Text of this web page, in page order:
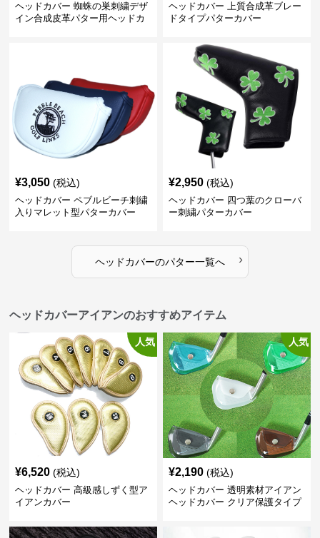
ヘッドカバー 蜘蛛の巣刺繍デザ
イン合成皮革パター用ヘッドカ
ヘッドカバー 上質合成革ブレー
ドタイプパターカバー
¥3,050 (税込)
ヘッドカバー ペブルビーチ刺繍
入りマレット型パターカバー
¥2,950 (税込)
ヘッドカバー 四つ葉のクローバ
ー刺繍パターカバー
ヘッドカバーのパター一覧へ ›
ヘッドカバーアイアンのおすすめアイテム
人気
¥6,520 (税込)
ヘッドカバー 高級感しずく型ア
イアンカバー
人気
¥2,190 (税込)
ヘッドカバー 透明素材アイアン
ヘッドカバー クリア保護タイプ